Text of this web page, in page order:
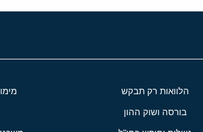
הלוואות רק תבקש
בורסה ושוק ההון